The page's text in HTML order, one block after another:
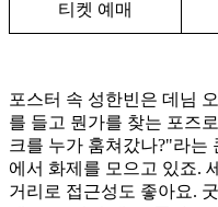
티켓 예매
포스터 속 성한빈은 데님
를 들고 뭔가를 찾는 포즈
크를 누가 훔쳐갔나?"라는
에서 화제를 모으고 있죠.
거리로 접근성도 좋아요.